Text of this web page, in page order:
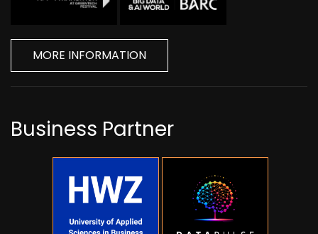
MORE INFORMATION
Business Partner